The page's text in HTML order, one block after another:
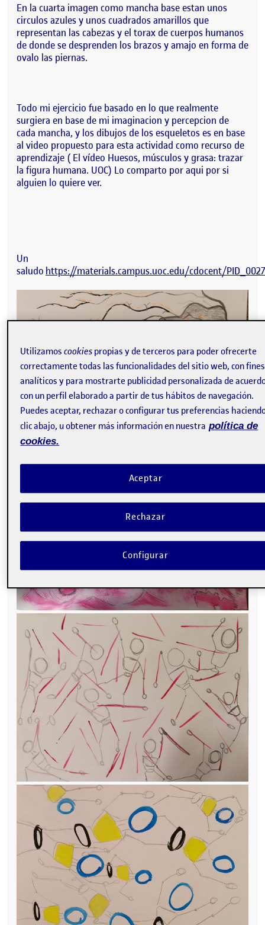
En la cuarta imagen como mancha base estan unos
circulos azules y unos cuadrados amarillos que
representan las cabezas y el torax de cuerpos humanos
de donde se desprenden los brazos y amajo en forma de
ovalo las piernas.
Todo mi ejercicio fue basado en lo que realmente
surgiera en base de mi imaginacion y percepcion de
cada mancha, y los dibujos de los esqueletos es en base
al video propuesto para esta actividad como recurso de
aprendizaje ( El vídeo Huesos, músculos y grasa: trazar
la figura humana. UOC) Lo comparto por aqui por si
alguien lo quiere ver.
Un
saludo https://materials.campus.uoc.edu/cdocent/
Utilizamoscookies propias y de terceros para poder ofrecerte
correctamente todas las funcionalidades del sitio web, con fines
analíticos y para mostrarte publicidad personalizada de
con un perfil elaborado a partir de tus hábitos de navegación.
Puedes aceptar, rechazar o configurar tus preferencias
clic abajo, u obtener más información en nuestra política de
cookies.
Rechazar
Aceptar
Configurar